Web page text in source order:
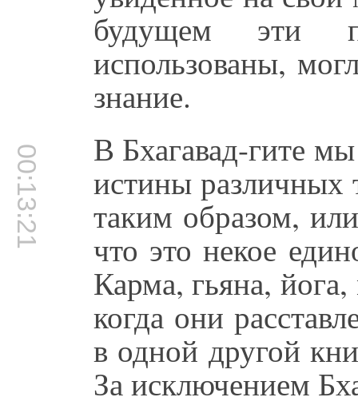
будущем эти
использованы,
знание.
00:13:21 В Бхагавад-гите
истины
таким образом,
что это некое
Карма, гьяна,
когда они
в одной другой
За исключением